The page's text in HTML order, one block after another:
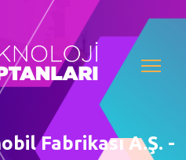
Fabrikası A.Ş. -